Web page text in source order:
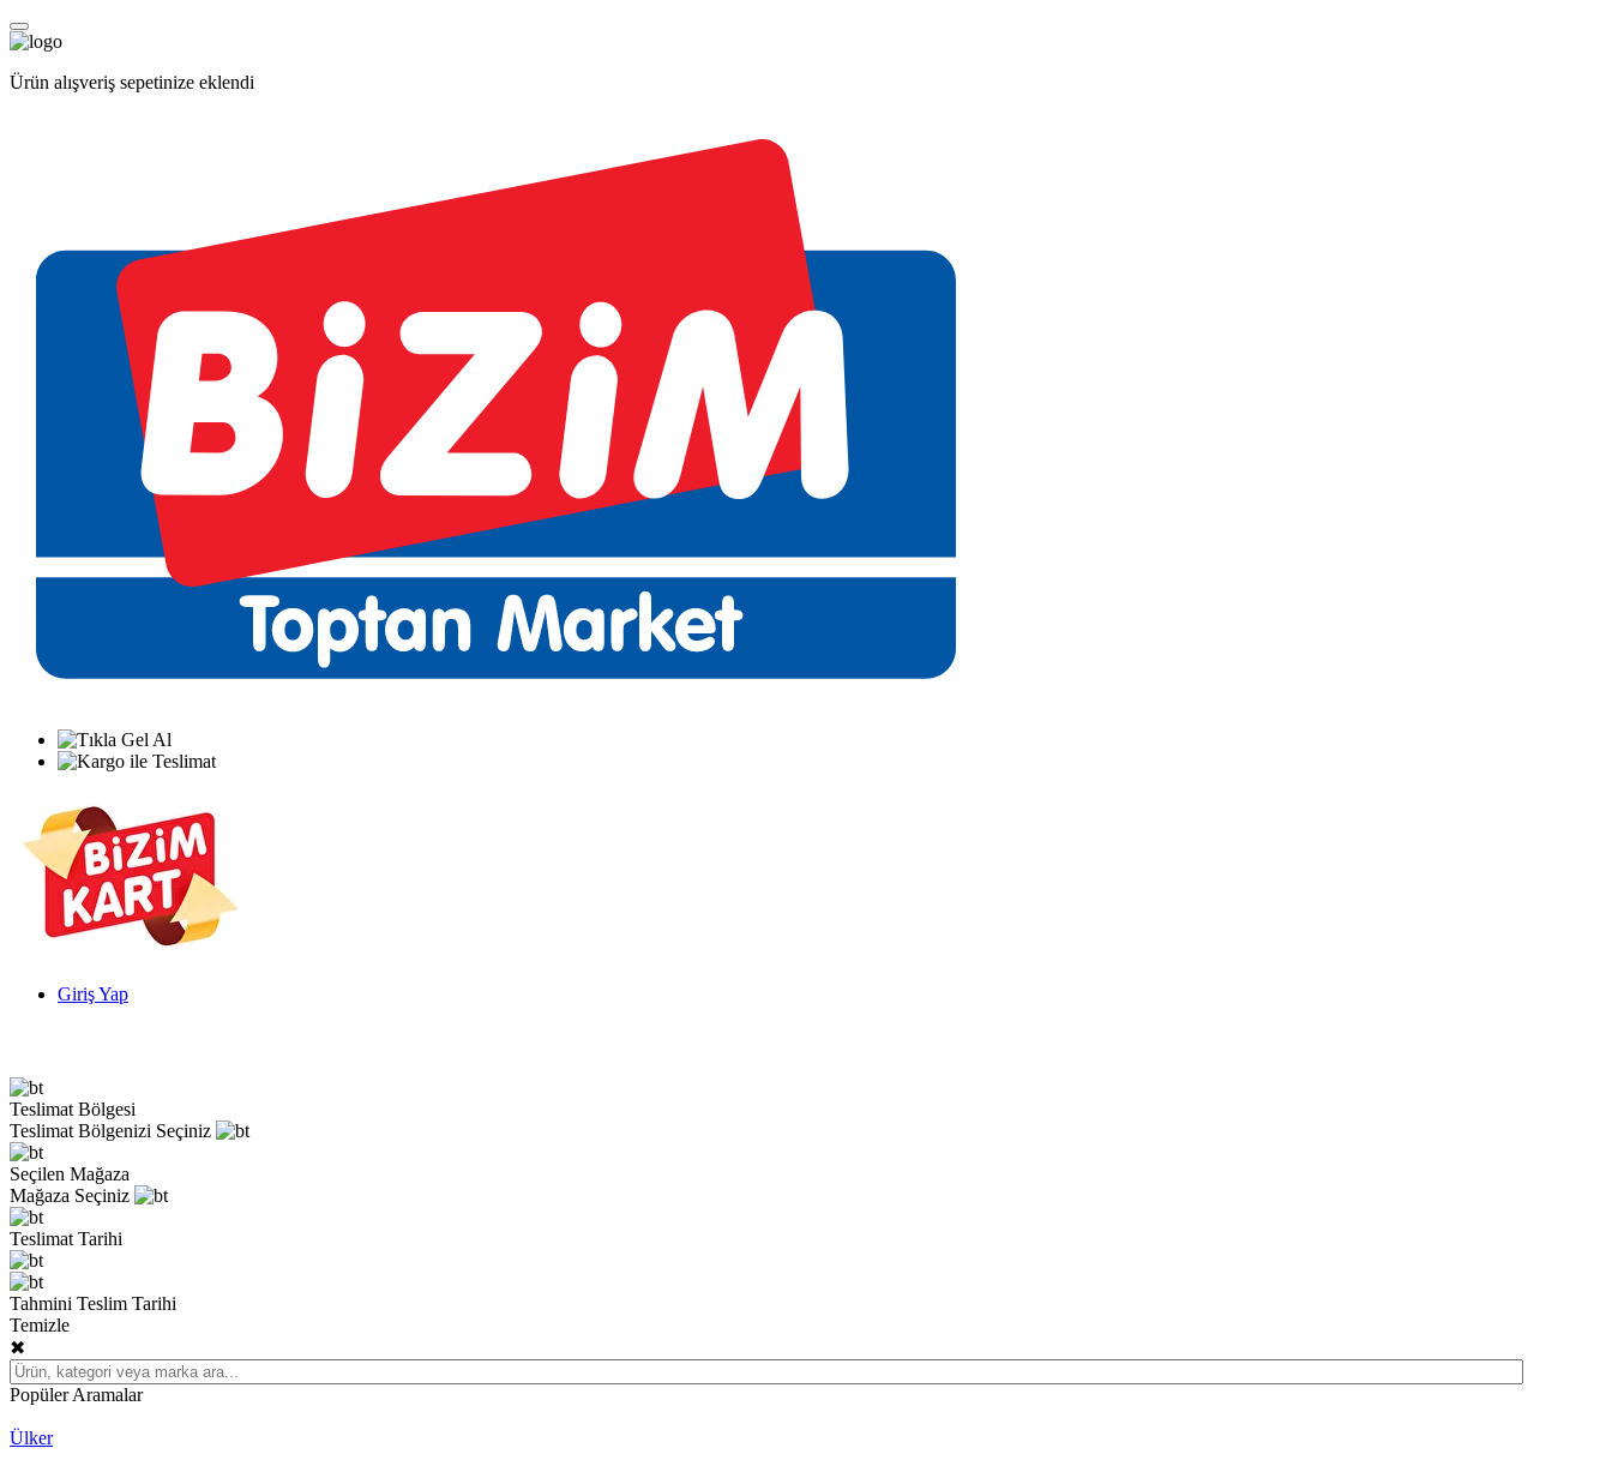
Ürün alışveriş sepetinize eklendi
Giriş Yap
Teslimat Bölgesi
Teslimat Bölgenizi Seçiniz
Seçilen Mağaza
Mağaza Seçiniz
Teslimat Tarihi
Tahmini Teslim Tarihi
Temizle
✖
Popüler Aramalar
Ülker